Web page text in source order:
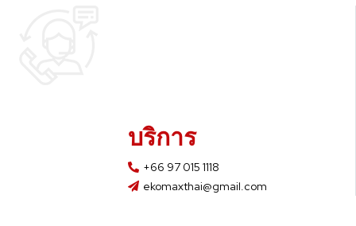
บริการ
+66 97 015 1118
ekomaxthai@gmail.com